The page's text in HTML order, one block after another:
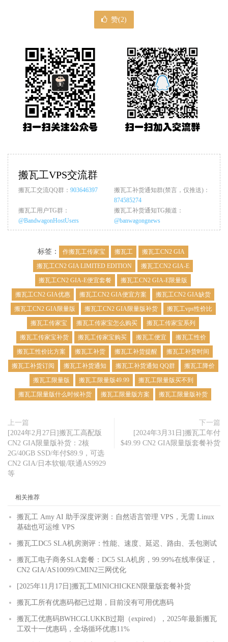
赞(2)
搬瓦工VPS交流群
搬瓦工交流QQ群： 903646397
搬瓦工补货通知群(禁言，仅推送)：
874585274
搬瓦工用户TG群：
@BandwagonHostUsers
搬瓦工补货通知TG频道：
@banwagongnews
标签： 作搬瓦工传家宝 搬瓦工
搬瓦工CN2 GIA
搬瓦工CN2 GIA LIMITED EDITION
搬瓦工CN2 GIA-E
搬瓦工CN2 GIA-E便宜套餐
搬瓦工CN2 GIA-E限量版
搬瓦工CN2 GIA优惠
搬瓦工CN2 GIA便宜方案
搬瓦工CN2 GIA缺货
搬瓦工CN2 GIA限量版
搬瓦工CN2 GIA限量版补货
搬瓦工vps性价比
搬瓦工传家宝
搬瓦工传家宝怎么购买
搬瓦工传家宝系列
搬瓦工传家宝补货
搬瓦工传家宝购买 搬瓦工便宜
搬瓦工性价
搬瓦工性价比方案
搬瓦工补货 搬瓦工补货提醒
搬瓦工补货时间
搬瓦工补货订阅
搬瓦工补货通知 搬瓦工补货通知 QQ群
搬瓦工降价
搬瓦工限量版
搬瓦工限量版49.99
搬瓦工限量版买不到
搬瓦工限量版什么时候补货
搬瓦工限量版方案 搬瓦工限量版补货
上一篇
[2024年2月27日]搬瓦工高配版
CN2 GIA限量版补货：2核
2G/40GB SSD/年付$89.9，可选
CN2 GIA/日本软银/联通AS9929
等
下一篇
[2024年3月31日]搬瓦工年付
$49.99 CN2 GIA限量版套餐补货
相关推荐
搬瓦工 Amy AI 助手深度评测：自然语言管理 VPS，无需 Linux
基础也可运维 VPS
搬瓦工DC5 SLA机房测评：性能、速度、延迟、路由、丢包测试
搬瓦工电子商务SLA套餐：DC5 SLA机房，99.99%在线率保证，
CN2 GIA/AS10099/CMIN2三网优化
[2025年11月17日]搬瓦工MINICHICKEN限量版套餐补货
搬瓦工所有优惠码都已过期，目前没有可用优惠码
搬瓦工优惠码BWHCGLUKKB过期（expired），2025年最新搬瓦
工双十一优惠码，全场循环优惠11%